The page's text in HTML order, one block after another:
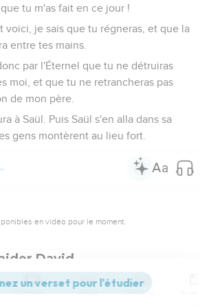
tu m'as fait en ce jour !
voici, je sais que tu régneras, et que la
entre tes mains.
par l'Éternel que tu ne détruiras
moi, et que tu ne retrancheras pas
de mon père.
à Saül. Puis Saül s'en alla dans sa
gens montèrent au lieu fort.
en vidéo pour le moment.
David
Israël s'étant assemblé le pleura, et on
Commentaires Strong